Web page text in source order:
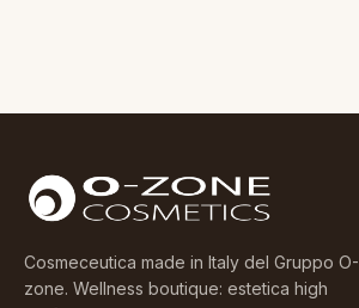
Cosmeceutica made in Italy del Gruppo O-
zone. Wellness boutique: estetica high